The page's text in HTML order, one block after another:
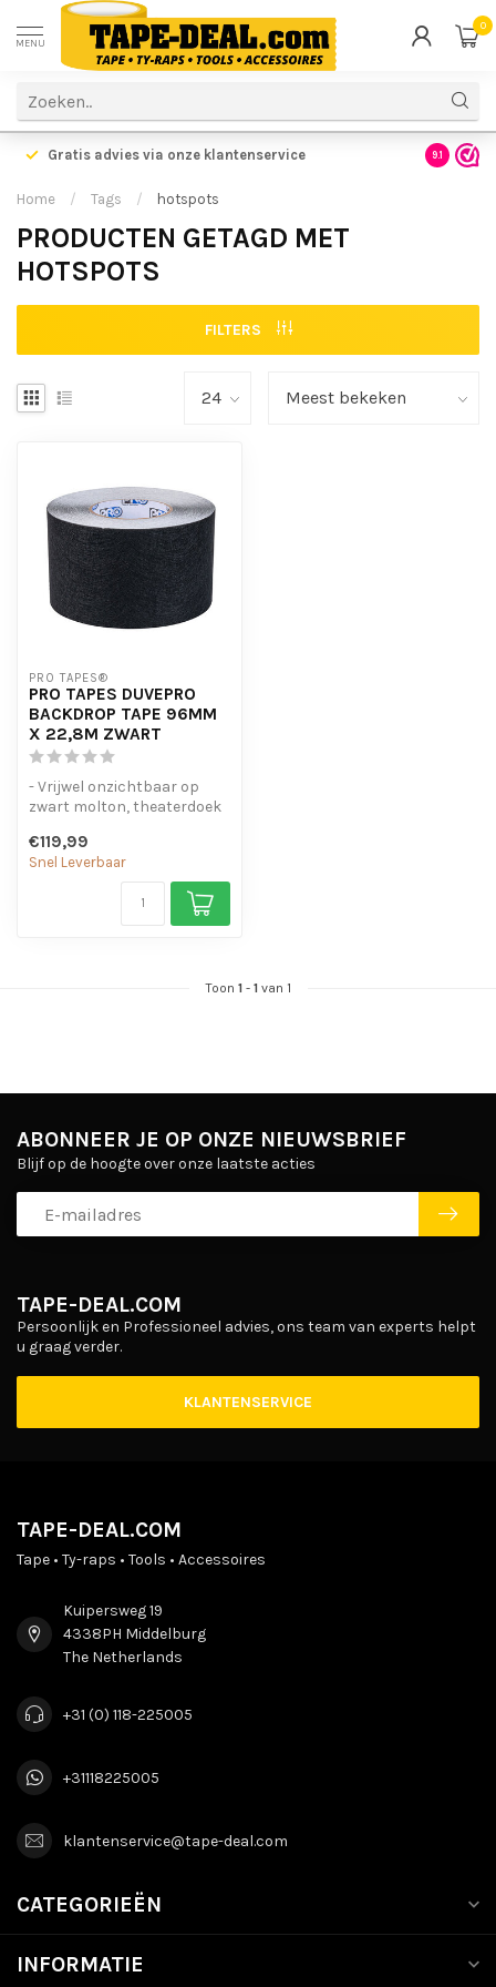
MENU
0
Gratis advies via onze klantenservice 9.1
Home / Tags / hotspots
PRODUCTEN GETAGD MET
HOTSPOTS
FILTERS
PRO TAPES®
PRO TAPES DUVEPRO
BACKDROP TAPE 96MM
X 22,8M ZWART
- Vrijwel onzichtbaar op
zwart molton, theaterdoek
- Herstelt snel ...
€119,99
Snel Leverbaar
Toon 1- 1van 1
TAPE-DEAL.COM
Persoonlijk en Professioneel advies, ons team van experts helpt
u graag verder.
KLANTENSERVICE
ABONNEER JE OP ONZE NIEUWSBRIEF
Blijf op de hoogte over onze laatste acties
TAPE-DEAL.COM
Tape • Ty-raps • Tools • Accessoires
Kuipersweg 19
4338PH Middelburg
The Netherlands
+31 (0) 118-225005
+31118225005
klantenservice@tape-deal.com
CATEGORIEËN
INFORMATIE